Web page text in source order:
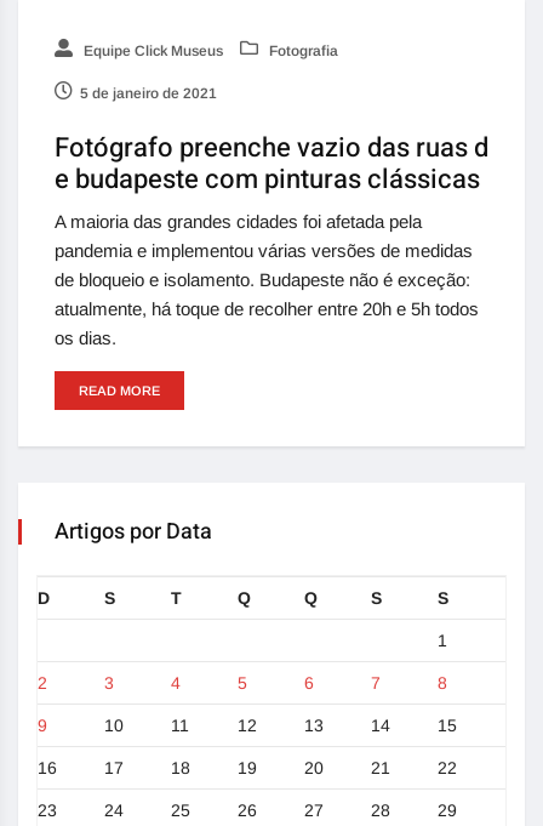
Equipe Click Museus Fotografia
5 de janeiro de 2021
Fotógrafo preenche vazio das ruas d
e budapeste com pinturas clássicas
A maioria das grandes cidades foi afetada pela
pandemia e implementou várias versões de medidas
de bloqueio e isolamento. Budapeste não é exceção:
atualmente, há toque de recolher entre 20h e 5h todos
os dias.
READ MORE
Artigos por Data
D S T Q Q S S
1
2 3 4 5 6 7 8
9 10 11 12 13 14 15
16 17 18 19 20 21 22
23 24 25 26 27 28 29